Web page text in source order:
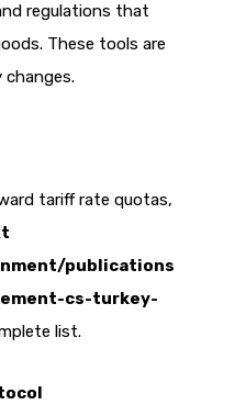
regulations that
These tools are
changes.
tariff rate quotas,
publications
cs-turkey-
list.